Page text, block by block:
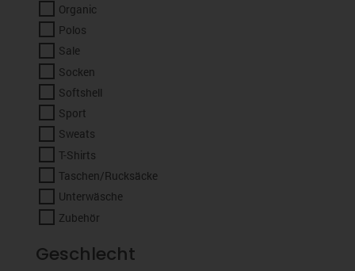
Organic
Polos
Sale
Socken
Softshell
Sport
Sweats
T-Shirts
Taschen/Rucksäcke
Unterwäsche
Zubehör
Geschlecht